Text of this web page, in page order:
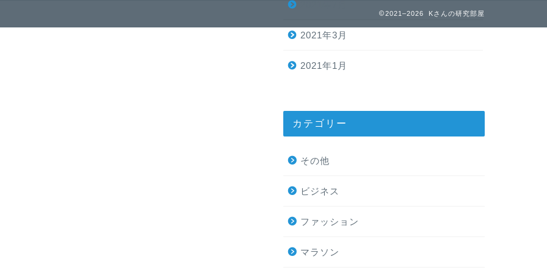
2021年3月
2021年1月
カテゴリー
その他
ビジネス
ファッション
マラソン
2021–2026 Kさんの研究部屋